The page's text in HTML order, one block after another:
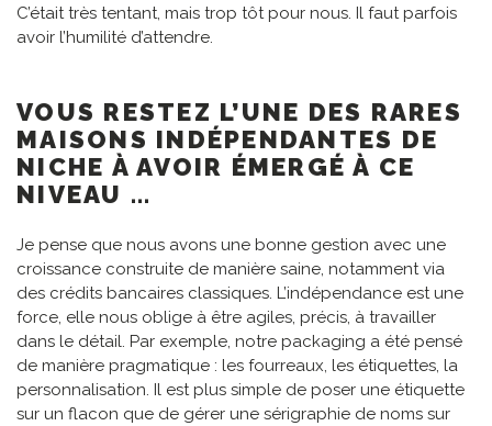
C’était très tentant, mais trop tôt pour nous. Il faut parfois
avoir l’humilité d’attendre.
VOUS RESTEZ L’UNE DES RARES
MAISONS INDÉPENDANTES DE
NICHE À AVOIR ÉMERGÉ À CE
NIVEAU …
Je pense que nous avons une bonne gestion avec une
croissance construite de manière saine, notamment via
des crédits bancaires classiques. L’indépendance est une
force, elle nous oblige à être agiles, précis, à travailler
dans le détail. Par exemple, notre packaging a été pensé
de manière pragmatique : les fourreaux, les étiquettes, la
personnalisation. Il est plus simple de poser une étiquette
sur un flacon que de gérer une sérigraphie de noms sur